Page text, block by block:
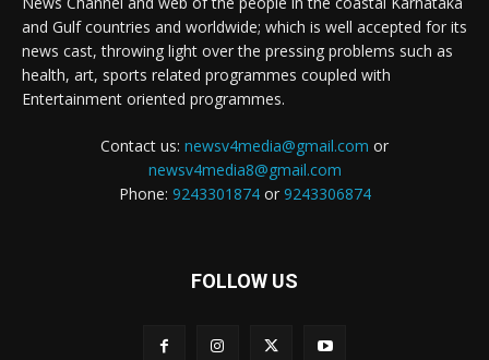
and Gulf countries and worldwide; which is well accepted for its
news cast, throwing light over the pressing problems such as
health, art, sports related programmes coupled with
Entertainment oriented programmes.
Contact us: newsv4media@gmail.com or
newsv4media8@gmail.com
Phone: 9243301874or 9243306874
FOLLOW US